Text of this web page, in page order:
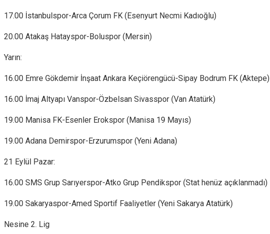
17.00 İstanbulspor-Arca Çorum FK (Esenyurt Necmi Kadıoğlu)
20.00 Atakaş Hatayspor-Boluspor (Mersin)
Yarın:
16.00 Emre Gökdemir İnşaat Ankara Keçiörengücü-Sipay Bodrum FK (Aktepe)
16.00 İmaj Altyapı Vanspor-Özbelsan Sivasspor (Van Atatürk)
19.00 Manisa FK-Esenler Erokspor (Manisa 19 Mayıs)
19.00 Adana Demirspor-Erzurumspor (Yeni Adana)
21 Eylül Pazar:
16.00 SMS Grup Sarıyerspor-Atko Grup Pendikspor (Stat henüz açıklanmadı)
19.00 Sakaryaspor-Amed Sportif Faaliyetler (Yeni Sakarya Atatürk)
Nesine 2. Lig